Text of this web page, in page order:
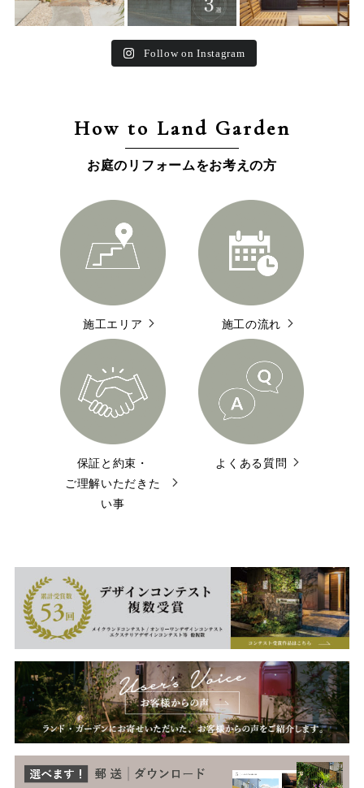
Follow on Instagram
How to Land Garden
お庭のリフォームをお考えの方
施工エリア 施工の流れ
保証と約束・
ご理解いただきた
い事
よくある質問